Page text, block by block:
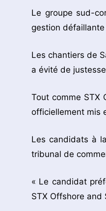
Le groupe sud-
gestion
Les chantiers de
a évité de
Tout comme STX
officiellement mis
Les candidats à
tribunal de
« Le candidat
STX Offshore and